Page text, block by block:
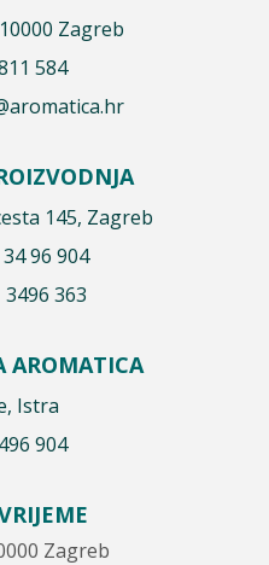
Zagreb
584
145, Zagreb
96 904
3496 363
AROMATICA
Istra
904
Zagreb